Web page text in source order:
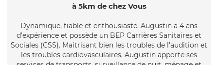
à 5km de chez Vous
Dynamique, fiable et enthousiaste, Augustin a 4 ans
d'expérience et possède un BEP Carrières Sanitaires et
Sociales (CSS). Maitrisant bien les troubles de l'audition et
les troubles cardiovasculaires, Augustin apporte ses